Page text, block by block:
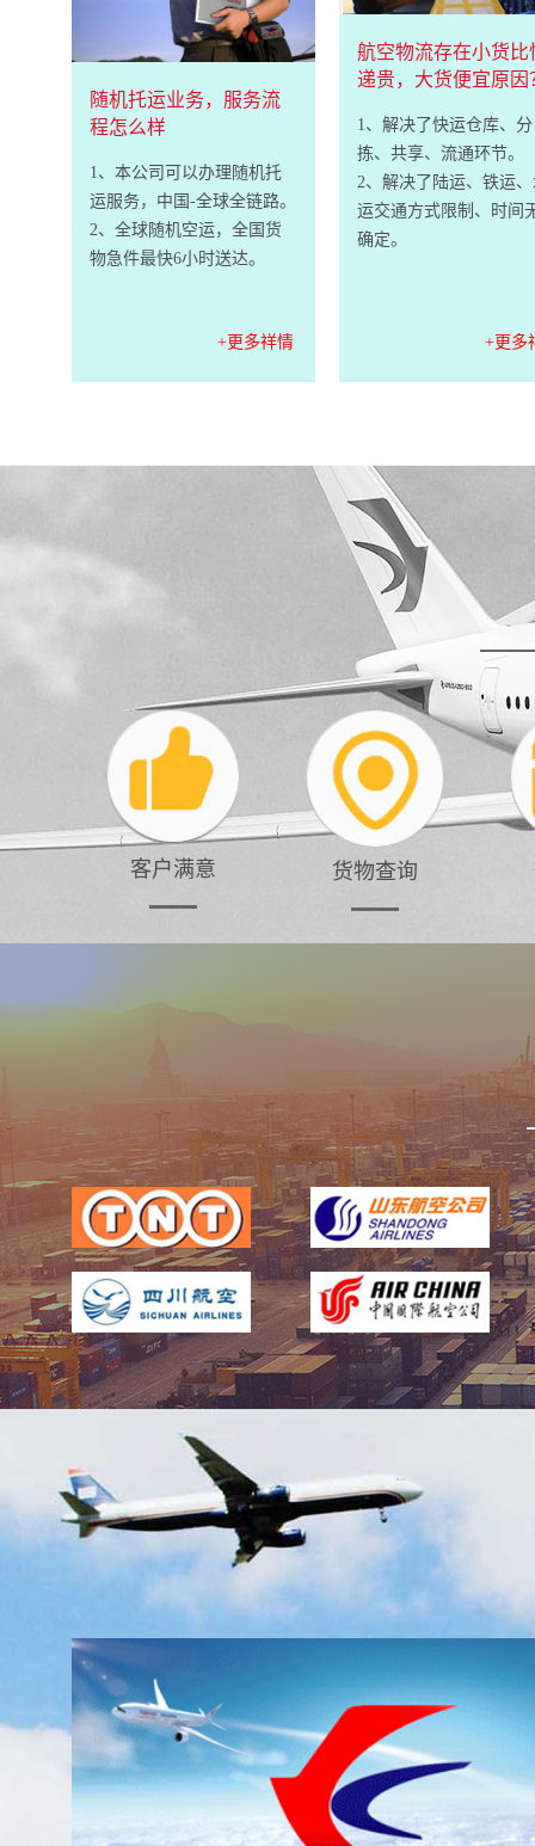
随机托运业务，服务流
程怎么样
1、本公司可以办理随机托
运服务，中国-全球全链路。
2、全球随机空运，全国货
物急件最快6小时送达。
+更多祥情
航空物流存在小货比
递贵，大货便宜原因
1、解决了快运仓库、分
拣、共享、流通环节。
2、解决了陆运、铁运、
运交通方式限制、时间
确定。
+更多
客户满意 货物查询